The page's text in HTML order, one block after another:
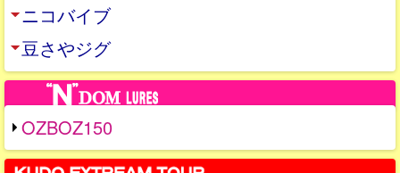
ニコバイブ
豆さやジグ
OZBOZ150